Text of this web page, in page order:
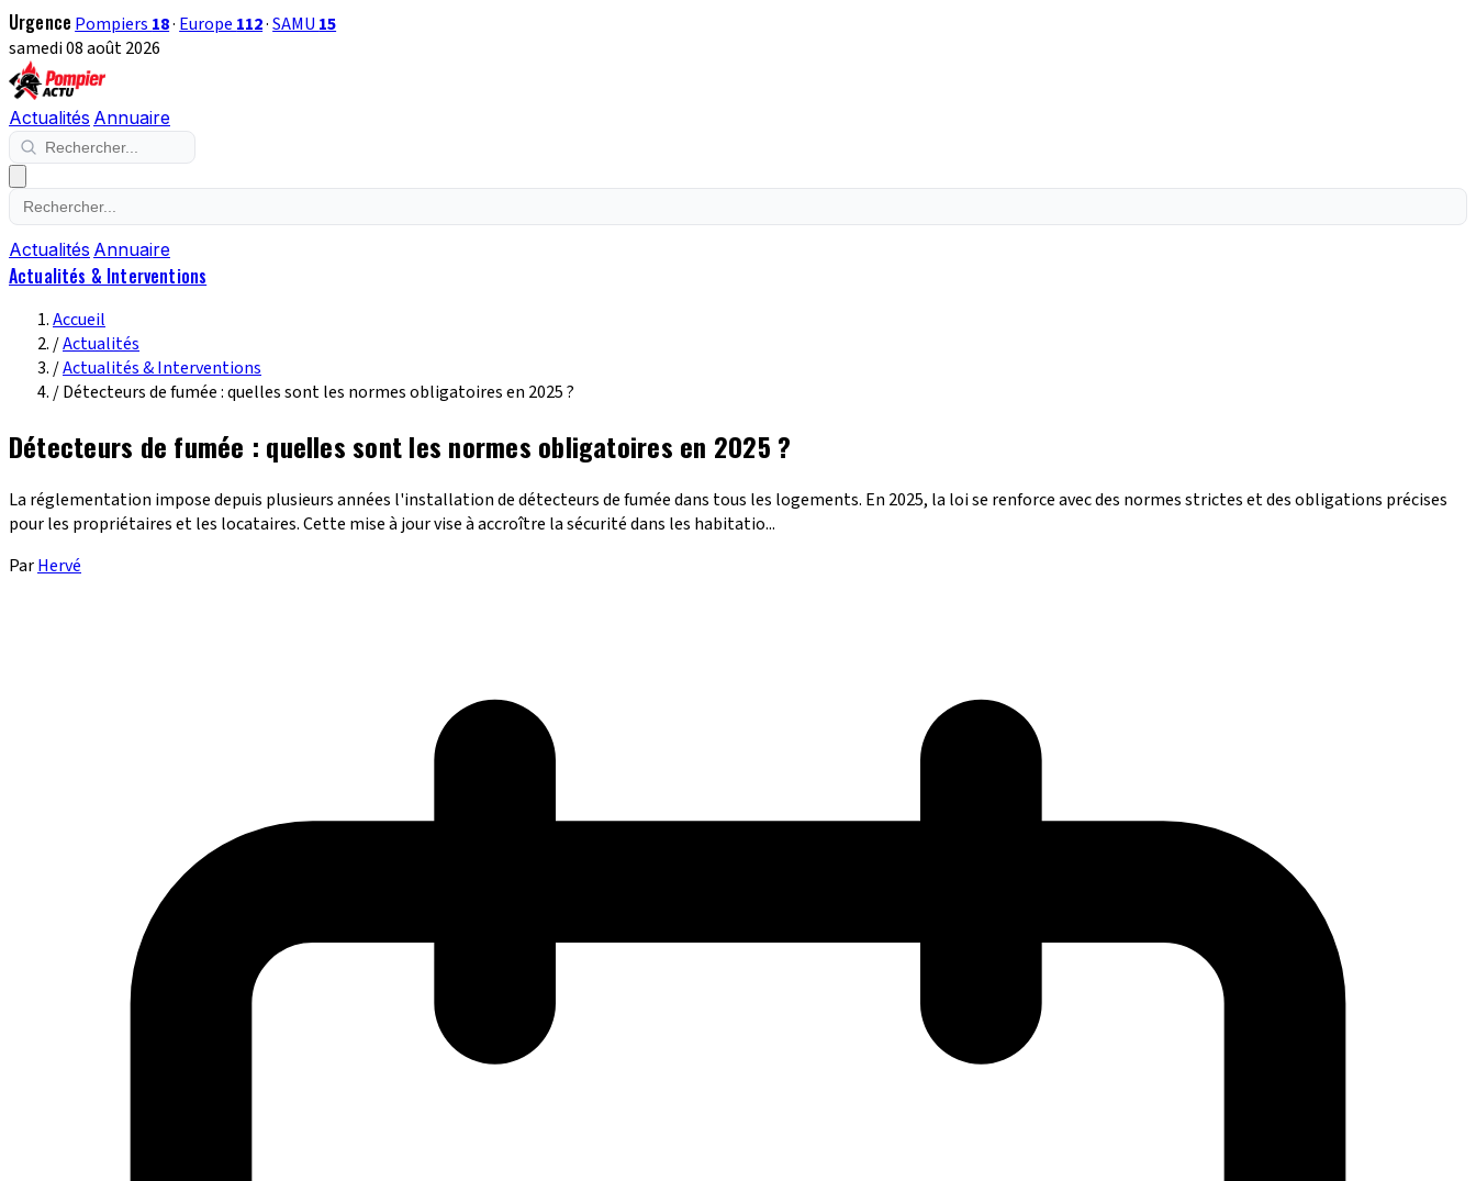
Urgence Pompiers 18· Europe 112·SAMU 15
samedi 08 août 2026
Actualités Annuaire
Actualités Annuaire
Actualités & Interventions
Accueil
/Actualités
/Actualités & Interventions
/Détecteurs de fumée : quelles sont les normes obligatoires en 2025 ?
Détecteurs de fumée : quelles sont les normes obligatoires en 2025 ?
La réglementation impose depuis plusieurs années l'installation de détecteurs de fumée dans tous les logements. En 2025, la loi se renforce avec des normes strictes et des obligations précises
pour les propriétaires et les locataires. Cette mise à jour vise à accroître la sécurité dans les habitatio...
ParHervé